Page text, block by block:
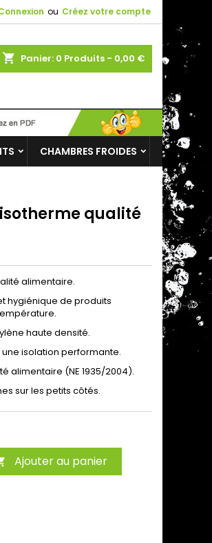
ou Créez votre compte
shopping_cart Panier: 0 Produits - 0,00 €
CHAMBRES FROIDES
qualité
alimentaire.
hygiénique de produits
haute densité.
isolation performante.
alimentaire (NE 1935/2004).
sur les petits côtés.
Ajouter au panier